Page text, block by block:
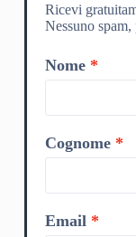
Ricevi
Nessuno
Nome
Cognome
Email